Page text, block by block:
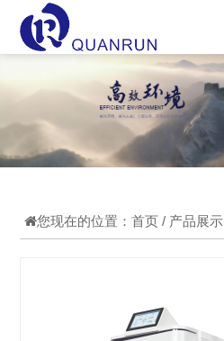
您现在的位置：首页 / 产品展示